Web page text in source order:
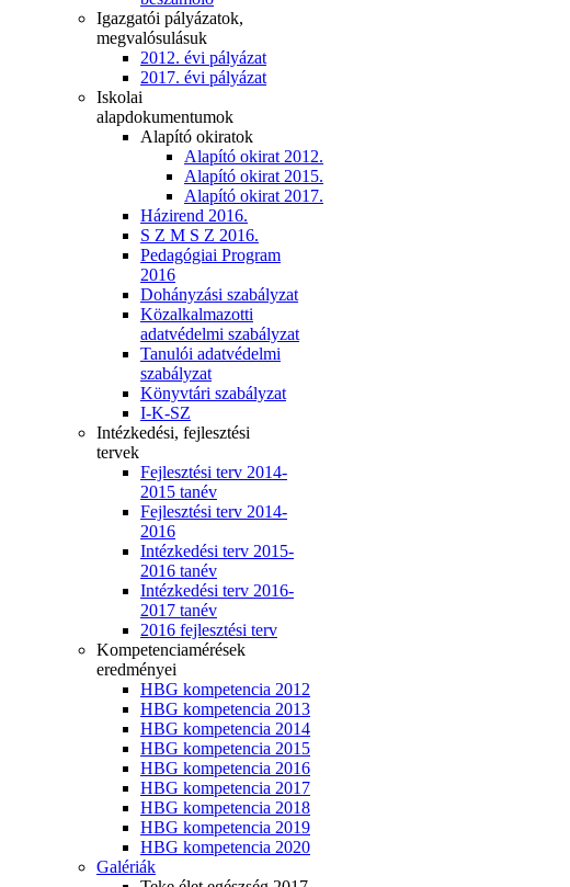
Igazgatói pályázatok,
megvalósulásuk
2012. évi pályázat
2017. évi pályázat
Iskolai
alapdokumentumok
Alapító okiratok
Alapító okirat 2012.
Alapító okirat 2015.
Alapító okirat 2017.
Házirend 2016.
S Z M S Z 2016.
Pedagógiai Program
2016
Dohányzási szabályzat
Közalkalmazotti
adatvédelmi szabályzat
Tanulói adatvédelmi
szabályzat
Könyvtári szabályzat
I-K-SZ
Intézkedési, fejlesztési
tervek
Fejlesztési terv 2014-
2015 tanév
Fejlesztési terv 2014-
2016
Intézkedési terv 2015-
2016 tanév
Intézkedési terv 2016-
2017 tanév
2016 fejlesztési terv
Kompetenciamérések
eredményei
HBG kompetencia 2012
HBG kompetencia 2013
HBG kompetencia 2014
HBG kompetencia 2015
HBG kompetencia 2016
HBG kompetencia 2017
HBG kompetencia 2018
HBG kompetencia 2019
HBG kompetencia 2020
Galériák